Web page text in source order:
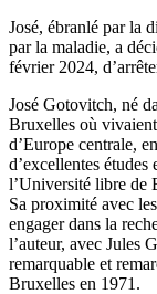
José, ébranlé par la
par la maladie, a
février 2024,
José Gotovitch, né
Bruxelles où
d’Europe centrale,
d’excellentes
l’Université libre de
Sa proximité avec
engager dans la
l’auteur, avec Jules
remarquable et
Bruxelles en 1971.